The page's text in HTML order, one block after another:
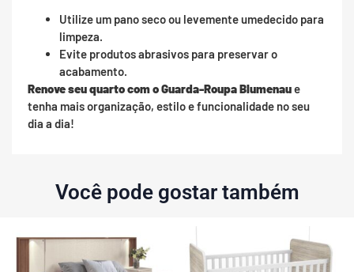
Utilize um pano seco ou levemente umedecido para
limpeza.
Evite produtos abrasivos para preservar o
acabamento.
Renove seu quarto com o Guarda-Roupa Blumenaue
tenha mais organização, estilo e funcionalidade no seu
dia a dia!
Você pode gostar também